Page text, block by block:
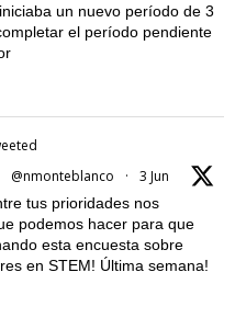
un nuevo período de 3
el período pendiente
@nmonteblanco · 3 Jun
tus prioridades nos
podemos hacer para que
esta encuesta sobre
en STEM! Última semana!